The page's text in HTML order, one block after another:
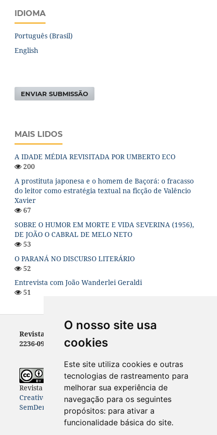
O nosso site usa
cookies
Este site utiliza cookies e outras
tecnologias de rastreamento para
melhorar sua experiência de
navegação para os seguintes
propósitos: para ativar a
funcionalidade básica do site.
IDIOMA
Português (Brasil)
English
ENVIAR SUBMISSÃO
MAIS LIDOS
A IDADE MÉDIA REVISITADA POR UMBERTO ECO
200
A prostituta japonesa e o homem de Baçorá: o fracasso
do leitor como estratégia textual na ficção de Valêncio
Xavier
67
SOBRE O HUMOR EM MORTE E VIDA SEVERINA (1956),
DE JOÃO O CABRAL DE MELO NETO
53
O PARANÁ NO DISCURSO LITERÁRIO
52
Entrevista com João Wanderlei Geraldi
51
Revista Letras - ISSN 0100-0888 (versão impressa) e
2236-0999 (versão eletrônica)
Revista Letrasestá licenciada com uma Licença
Creative Commons Atribuição-NãoComercial-
SemDerivações 4.0 Internacional .